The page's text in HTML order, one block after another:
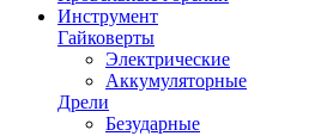
Инструмент
Гайковерты
Электрические
Аккумуляторные
Дрели
Безударные